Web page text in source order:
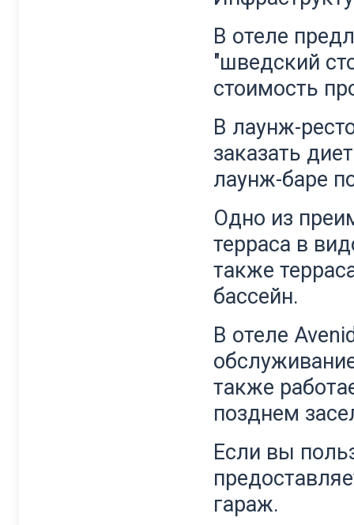
В отеле
"шведский
стоимость
В лаунж-
заказать
лаунж-баре
Одно из
терраса в
также
бассейн.
В отеле
также
позднем
Если вы
гараж.